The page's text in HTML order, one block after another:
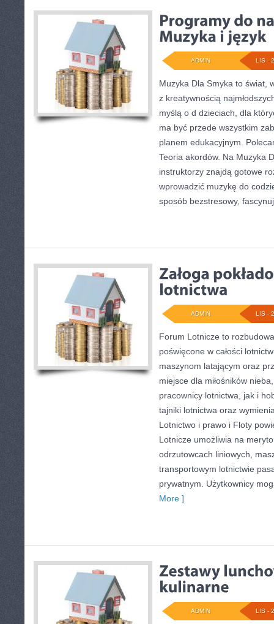
LIS -
ADMIN
Muzyka Dla Smyka to świat,
z kreatywnością
myślą o d dzieciach, dla
ma być przede wszystkim
planem edukacyjnym.
Teoria akordów. Na Muzyka
instruktorzy znajdą gotowe
wprowadzić muzykę do
sposób bezstresowy,
LIS -
ADMIN
Forum Lotnicze to
poświęcone w całości
maszynom latającym oraz
miejsce dla miłośników
pracownicy lotnictwa, jak i
tajniki lotnictwa oraz
Lotnictwo i prawo i Floty
Lotnicze umożliwia na
odrzutowcach liniowych,
transportowym lotnictwie
prywatnym. Użytkownicy
More ]
LIS -
ADMIN